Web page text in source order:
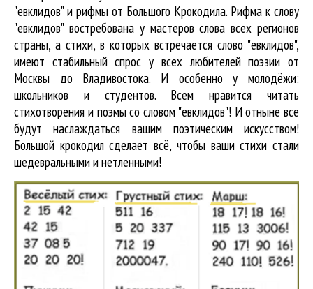
"евклидов" и рифмы от Большого Крокодила. Рифма к слову
"евклидов" востребована у мастеров слова всех регионов
страны, а стихи, в которых встречается слово "евклидов",
имеют стабильный спрос у всех любителей поэзии от
Москвы до Владивостока. И особенно у молодёжи:
школьников и студентов. Всем нравится читать
стихотворения и поэмы со словом "евклидов"! И отныне все
будут наслаждаться вашим поэтическим искусством!
Большой крокодил cделает всё, чтобы ваши стихи стали
шедевральными и нетленными!